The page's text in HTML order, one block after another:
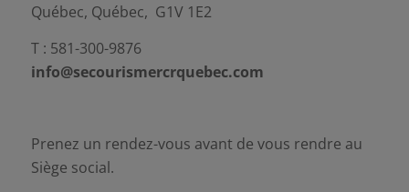
Québec, Québec, G1V 1E2
T : 581-300-9876
info@secourismercrquebec.com
Prenez un rendez-vous avant de vous rendre au
Siège social.